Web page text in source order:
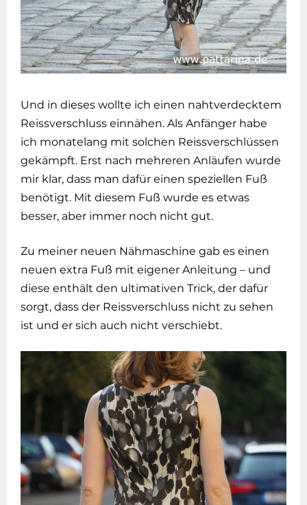
Und in dieses wollte ich einen nahtverdecktem
Reissverschluss einnähen. Als Anfänger habe
ich monatelang mit solchen Reissverschlüssen
gekämpft. Erst nach mehreren Anläufen wurde
mir klar, dass man dafür einen speziellen Fuß
benötigt. Mit diesem Fuß wurde es etwas
besser, aber immer noch nicht gut.
Zu meiner neuen Nähmaschine gab es einen
neuen extra Fuß mit eigener Anleitung – und
diese enthält den ultimativen Trick, der dafür
sorgt, dass der Reissverschluss nicht zu sehen
ist und er sich auch nicht verschiebt.